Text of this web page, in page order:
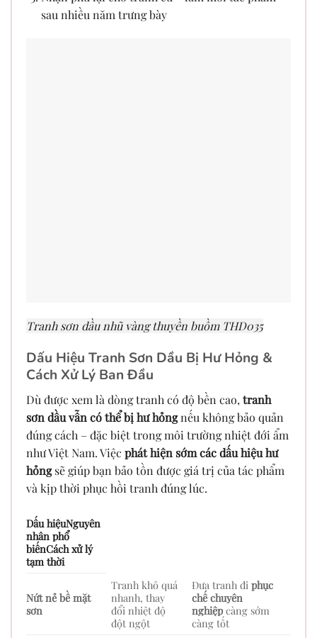
sau nhiều năm trưng bày
Tranh sơn dầu nhũ vàng thuyền buồm THD035
Dấu Hiệu Tranh Sơn Dầu Bị Hư Hỏng &
Cách Xử Lý Ban Đầu
Dù được xem là dòng tranh có độ bền cao, tranh
sơn dầu vẫn có thể bị hư hỏngnếu không bảo quản
đúng cách – đặc biệt trong môi trường nhiệt đới ẩm
như Việt Nam. Việc phát hiện sớm các dấu hiệu hư
hỏng sẽ giúp bạn bảo tồn được giá trị của tác phẩm
và kịp thời phục hồi tranh đúng lúc.
Dấu hiệuNguyên
nhân phổ
biếnCách xử lý
tạm thời
Nứt nẻ bề mặt
sơn
Tranh khô quá
nhanh, thay
đổi nhiệt độ
đột ngột
Đưa tranh điphục
chế chuyên
nghiệp càng sớm
càng tốt